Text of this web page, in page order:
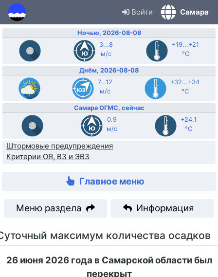
Войти Самара
Ночью, 2026-08-08
3...8
м/с
+19...+21
°C
Днём, 2026-08-08
7...12
м/с
+32...+34
°C
Самара ОГМС, сейчас
0.9
м/с
+24.1
°C
Штормовые предупреждения
Критерии ОЯ, ВЗ и ЭВЗ
Главное меню
Меню раздела Информация
максимум количества осадков
26июня 2026 года в Самарской области был
перекрыт